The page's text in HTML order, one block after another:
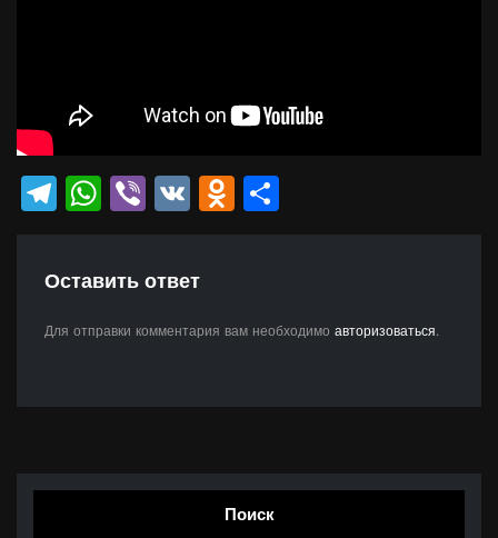
Telegram
WhatsApp
Viber
VK Odnoklassniki
Оставить ответ
Для отправки комментария вам необходимо авторизоваться.
Поиск